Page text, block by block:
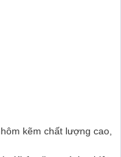
kẽm chất lượng cao,